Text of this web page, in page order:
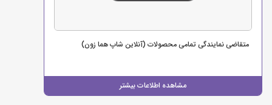
مشاهده اطلاعات بیشتر
متقاضی نمایندگی تمامی محصولات (آنلاین شاپ هما زون)